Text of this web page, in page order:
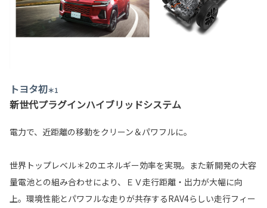
トヨタ初＊1
新世代プラグインハイブリッドシステム
電力で、近距離の移動をクリーン＆パワフルに。
世界トップレベル＊2のエネルギー効率を実現。また新開発の大容
量電池との組み合わせにより、ＥＶ走行距離・出力が大幅に向
上。環境性能とパワフルな走りが共存するRAV4らしい走行フィー